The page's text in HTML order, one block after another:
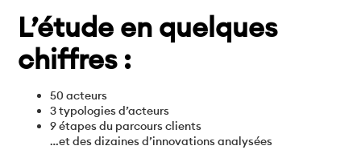
L’étude en quelques
chiffres :
50 acteurs
3 typologies d’acteurs
9 étapes du parcours clients
…et des dizaines d’innovations analysées